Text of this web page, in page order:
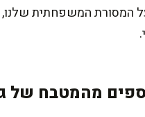
המסורת המשפחתית שלנו,
מהמטבח של